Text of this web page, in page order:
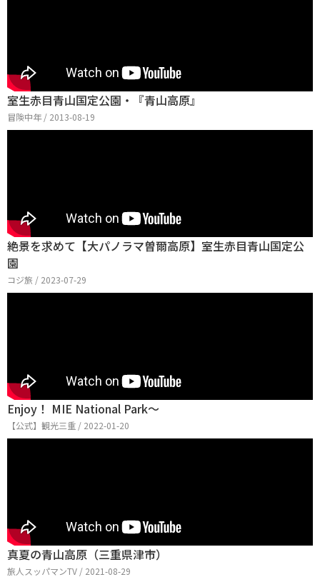
室生赤目青山国定公園・『青山高原』
冒険中年 / 2013-08-19
絶景を求めて【大パノラマ曽爾高原】室生赤目青山国定公
園
コジ旅 / 2023-07-29
Enjoy！ MIE National Park～
【公式】観光三重 / 2022-01-20
真夏の青山高原（三重県津市）
旅人スッパマンTV / 2021-08-29